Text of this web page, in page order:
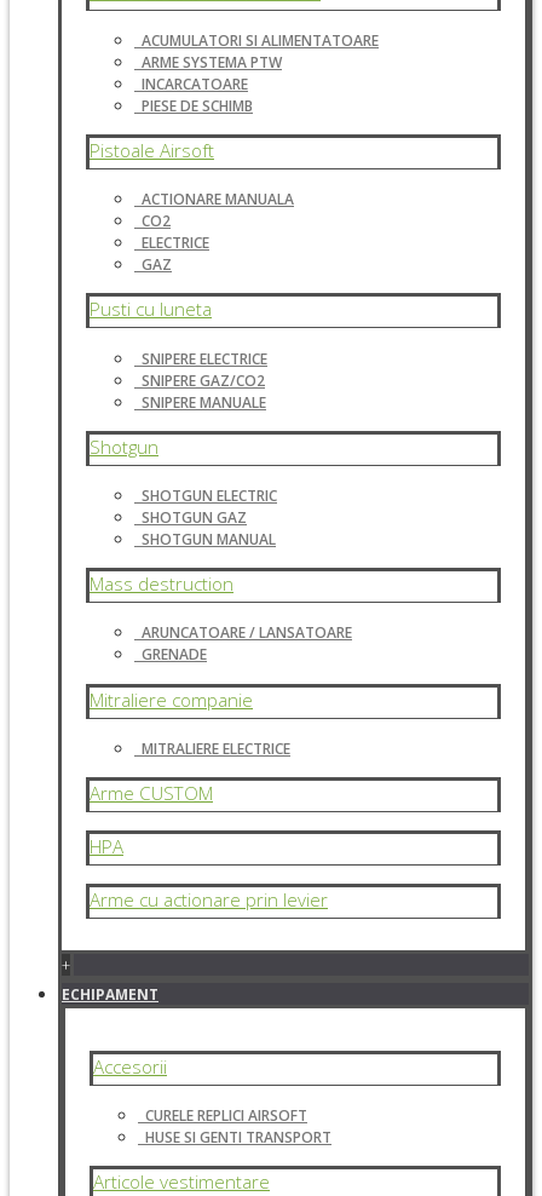
ACUMULATORI SI ALIMENTATOARE
ARME SYSTEMA PTW
INCARCATOARE
PIESE DE SCHIMB
Pistoale Airsoft
ACTIONARE MANUALA
CO2
ELECTRICE
GAZ
Pusti cu luneta
SNIPERE ELECTRICE
SNIPERE GAZ/CO2
SNIPERE MANUALE
Shotgun
SHOTGUN ELECTRIC
SHOTGUN GAZ
SHOTGUN MANUAL
Mass destruction
ARUNCATOARE / LANSATOARE
GRENADE
Mitraliere companie
MITRALIERE ELECTRICE
Arme CUSTOM
HPA
Arme cu actionare prin levier
+
ECHIPAMENT
Accesorii
CURELE REPLICI AIRSOFT
HUSE SI GENTI TRANSPORT
Articole vestimentare